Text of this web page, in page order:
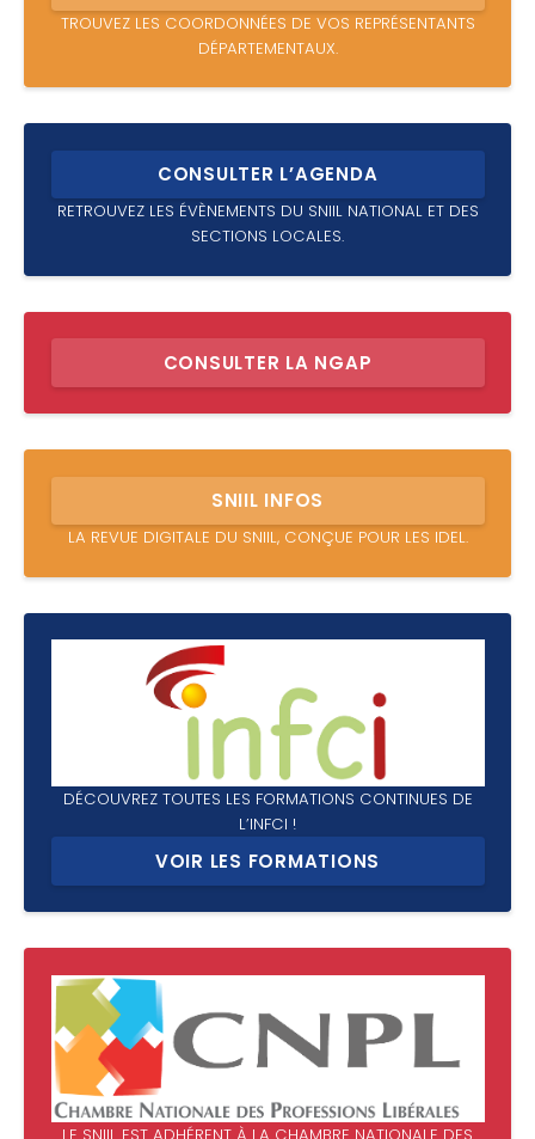
TROUVEZ LES COORDONNÉES DE VOS REPRÉSENTANTS
DÉPARTEMENTAUX.
CONSULTER L’AGENDA
RETROUVEZ LES ÉVÈNEMENTS DU SNIIL NATIONAL ET DES
SECTIONS LOCALES.
CONSULTER LA NGAP
SNIIL INFOS
LA REVUE DIGITALE DU SNIIL, CONÇUE POUR LES IDEL.
DÉCOUVREZ TOUTES LES FORMATIONS CONTINUES DE
L’INFCI !
VOIR LES FORMATIONS